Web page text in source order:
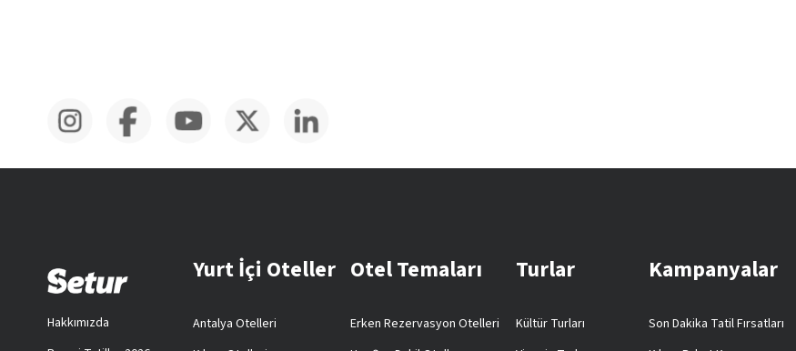
Hakkımızda
Yurt İçi Oteller
Antalya Otelleri
Otel Temaları
Erken Rezervasyon Otelleri
Turlar
Kültür Turları
Kampanyalar
Son Dakika Tatil Fırsatları